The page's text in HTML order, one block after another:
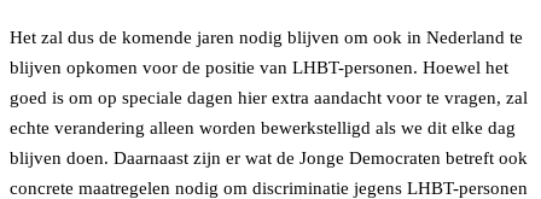
Het zal dus de komende jaren nodig blijven om ook in Nederland te
blijven opkomen voor de positie van LHBT-personen. Hoewel het
goed is om op speciale dagen hier extra aandacht voor te vragen, zal
echte verandering alleen worden bewerkstelligd als we dit elke dag
blijven doen. Daarnaast zijn er wat de Jonge Democraten betreft ook
concrete maatregelen nodig om discriminatie jegens LHBT-personen